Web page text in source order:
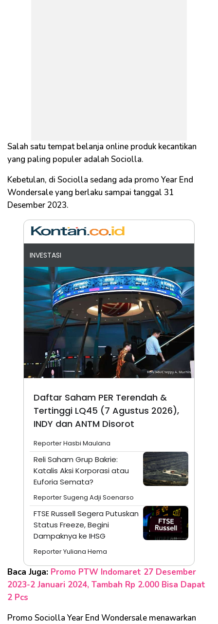
Salah satu tempat belanja online produk kecantikan
yang paling populer adalah Sociolla.
Kebetulan, di Sociolla sedang ada promo Year End
Wondersale yang berlaku sampai tanggal 31
Desember 2023.
INVESTASI
Daftar Saham PER Terendah &
Tertinggi LQ45 (7 Agustus 2026),
INDY dan ANTM Disorot
Reporter Hasbi Maulana
Reli Saham Grup Bakrie:
Katalis Aksi Korporasi atau
Euforia Semata?
Reporter Sugeng Adji Soenarso
FTSE Russell Segera Putuskan
Status Freeze, Begini
Dampaknya ke IHSG
Reporter Yuliana Hema
Baca Juga: Promo PTW Indomaret 27 Desember
2023-2 Januari 2024, Tambah Rp 2.000 Bisa Dapat
2 Pcs
Promo Sociolla Year End Wondersale menawarkan